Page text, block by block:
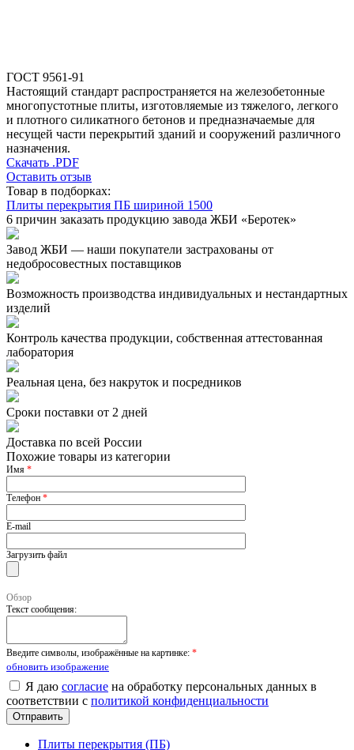
ГОСТ 9561-91
Настоящий стандарт распространяется на железобетонные
многопустотные плиты, изготовляемые из тяжелого, легкого
и плотного силикатного бетонов и предназначаемые для
несущей части перекрытий зданий и сооружений различного
назначения.
Скачать .PDF
Оставить отзыв
Товар в подборках:
Плиты перекрытия ПБ шириной 1500
6 причин заказать продукцию завода ЖБИ «Беротек»
Завод ЖБИ — наши покупатели застрахованы от
недобросовестных поставщиков
Возможность производства индивидуальных и нестандартных
изделий
Контроль качества продукции, собственная аттестованная
лаборатория
Реальная цена, без накруток и посредников
Сроки поставки от 2 дней
Доставка по всей России
Похожие товары из категории
Имя *
Телефон *
E-mail
Загрузить файл
Обзор
Текст сообщения:
Введите символы, изображённые на картинке: *
обновить изображение
Я даю согласие на обработку персональных данных в
соответствии с политикой конфиденциальности
Плиты перекрытия (ПБ)